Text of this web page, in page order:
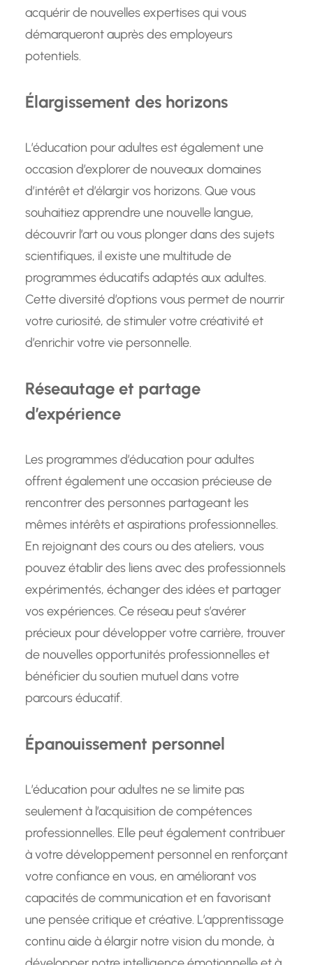
acquérir de nouvelles expertises qui vous
démarqueront auprès des employeurs
potentiels.
Élargissement des horizons
L’éducation pour adultes est également une
occasion d’explorer de nouveaux domaines
d’intérêt et d’élargir vos horizons. Que vous
souhaitiez apprendre une nouvelle langue,
découvrir l’art ou vous plonger dans des sujets
scientifiques, il existe une multitude de
programmes éducatifs adaptés aux adultes.
Cette diversité d’options vous permet de nourrir
votre curiosité, de stimuler votre créativité et
d’enrichir votre vie personnelle.
Réseautage et partage
d’expérience
Les programmes d’éducation pour adultes
offrent également une occasion précieuse de
rencontrer des personnes partageant les
mêmes intérêts et aspirations professionnelles.
En rejoignant des cours ou des ateliers, vous
pouvez établir des liens avec des professionnels
expérimentés, échanger des idées et partager
vos expériences. Ce réseau peut s’avérer
précieux pour développer votre carrière, trouver
de nouvelles opportunités professionnelles et
bénéficier du soutien mutuel dans votre
parcours éducatif.
Épanouissement personnel
L’éducation pour adultes ne se limite pas
seulement à l’acquisition de compétences
professionnelles. Elle peut également contribuer
à votre développement personnel en renforçant
votre confiance en vous, en améliorant vos
capacités de communication et en favorisant
une pensée critique et créative. L’apprentissage
continu aide à élargir notre vision du monde, à